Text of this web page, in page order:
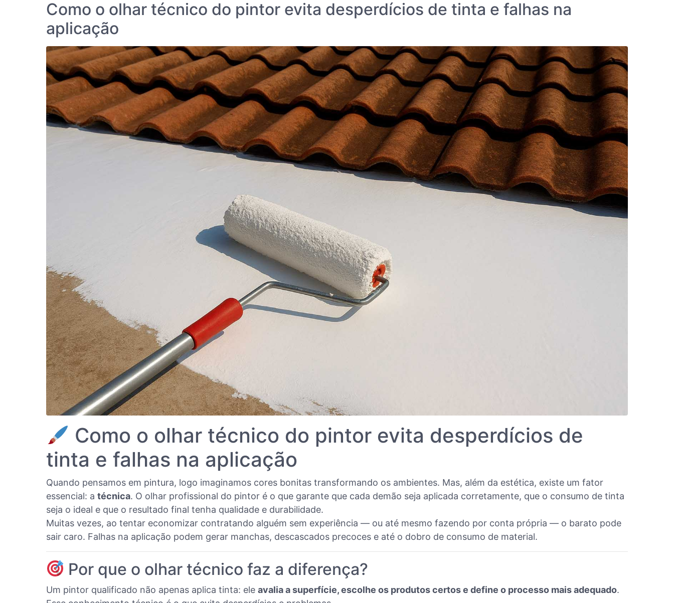
Como o olhar técnico do pintor evita desperdícios de tinta e falhas na
aplicação
Como o olhar técnico do pintor evita desperdícios de
tinta e falhas na aplicação
Quando pensamos em pintura, logo imaginamos cores bonitas transformando os ambientes. Mas, além da estética, existe um fator
essencial: a técnica. O olhar profissional do pintor é o que garante que cada demão seja aplicada corretamente, que o consumo de tinta
seja o ideal e que o resultado final tenha qualidade e durabilidade.
Muitas vezes, ao tentar economizar contratando alguém sem experiência — ou até mesmo fazendo por conta própria — o barato pode
sair caro. Falhas na aplicação podem gerar manchas, descascados precoces e até o dobro de consumo de material.
Por que o olhar técnico faz a diferença?
Um pintor qualificado não apenas aplica tinta: ele avalia a superfície, escolhe os produtos certos e define o processo mais adequado.